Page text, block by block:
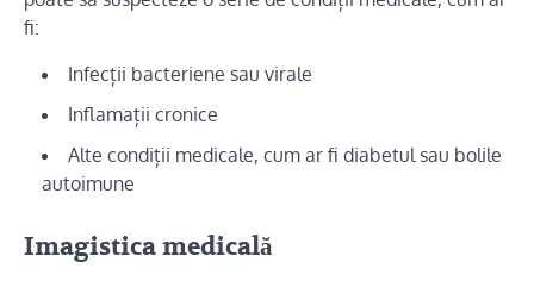
fi:
Infecții bacteriene sau virale
Inflamații cronice
Alte condiții medicale, cum ar fi diabetul sau bolile
autoimune
Imagistica medicală